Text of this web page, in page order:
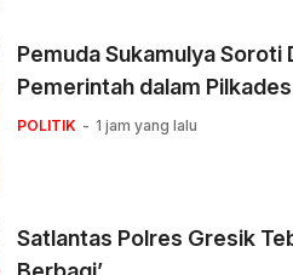
Pemuda Sukamulya Soroti
Pemerintah dalam Pilkades
POLITIK 1 jam yang lalu
Satlantas Polres Gresik